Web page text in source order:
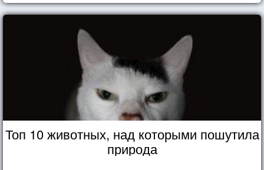
Топ 10 животных, над которыми пошутила
природа